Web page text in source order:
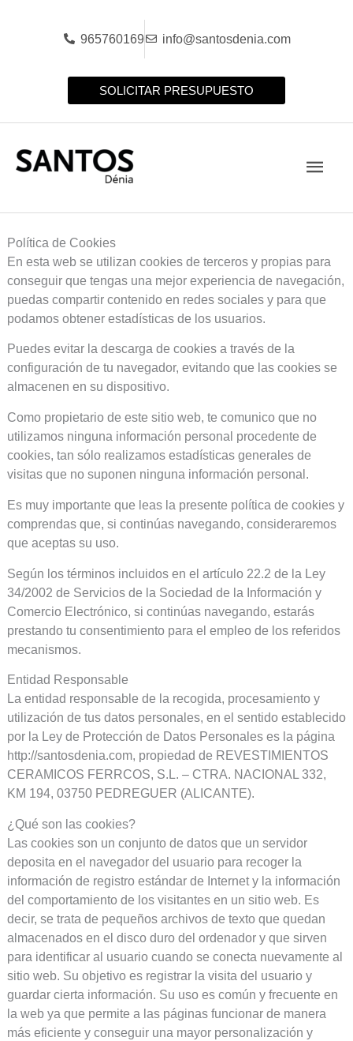
965760169 info@santosdenia.com
SOLICITAR PRESUPUESTO
Política de Cookies
En esta web se utilizan cookies de terceros y propias para
conseguir que tengas una mejor experiencia de navegación,
puedas compartir contenido en redes sociales y para que
podamos obtener estadísticas de los usuarios.
Puedes evitar la descarga de cookies a través de la
configuración de tu navegador, evitando que las cookies se
almacenen en su dispositivo.
Como propietario de este sitio web, te comunico que no
utilizamos ninguna información personal procedente de
cookies, tan sólo realizamos estadísticas generales de
visitas que no suponen ninguna información personal.
Es muy importante que leas la presente política de cookies y
comprendas que, si continúas navegando, consideraremos
que aceptas su uso.
Según los términos incluidos en el artículo 22.2 de la Ley
34/2002 de Servicios de la Sociedad de la Información y
Comercio Electrónico, si continúas navegando, estarás
prestando tu consentimiento para el empleo de los referidos
mecanismos.
Entidad Responsable
La entidad responsable de la recogida, procesamiento y
utilización de tus datos personales, en el sentido establecido
por la Ley de Protección de Datos Personales es la página
http://santosdenia.com, propiedad de REVESTIMIENTOS
CERAMICOS FERRCOS, S.L. – CTRA. NACIONAL 332,
KM 194, 03750 PEDREGUER (ALICANTE).
¿Qué son las cookies?
Las cookies son un conjunto de datos que un servidor
deposita en el navegador del usuario para recoger la
información de registro estándar de Internet y la información
del comportamiento de los visitantes en un sitio web. Es
decir, se trata de pequeños archivos de texto que quedan
almacenados en el disco duro del ordenador y que sirven
para identificar al usuario cuando se conecta nuevamente al
sitio web. Su objetivo es registrar la visita del usuario y
guardar cierta información. Su uso es común y frecuente en
la web ya que permite a las páginas funcionar de manera
más eficiente y conseguir una mayor personalización y